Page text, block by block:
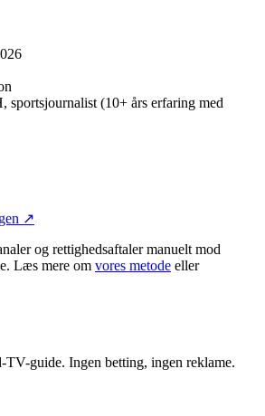
sportsjournalist (10+ års erfaring med
↗
og rettighedsaftaler manuelt mod
Læs mere om vores metode eller
TV-guide. Ingen betting, ingen reklame.